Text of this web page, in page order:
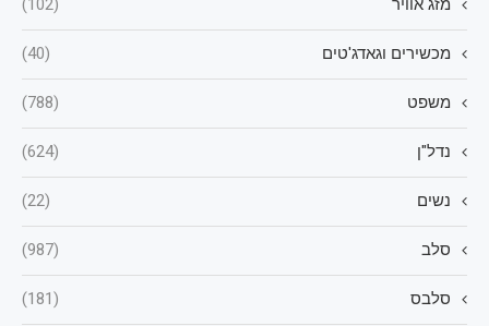
מזג אוויר (102)
מכשירים וגאדג'טים (40)
משפט (788)
נדל"ן (624)
נשים (22)
סלב (987)
סלבס (181)